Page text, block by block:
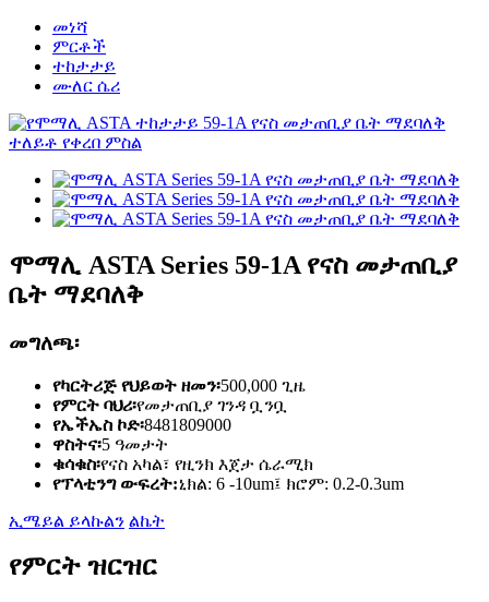
መነሻ
ምርቶች
ተከታታይ
ሙለር ሴሪ
ሞማሊ ASTA Series 59-1A የናስ መታጠቢያ
ቤት ማደባለቅ
መግለጫ፡
የካርትሪጅ የህይወት ዘመን፡500,000 ጊዜ
የምርት ባህሪ፡የመታጠቢያ ገንዳ ቧንቧ
የኤችኤስ ኮድ፡8481809000
ዋስትና፡5 ዓመታት
ቁሳቁስ፡የናስ አካል፣ የዚንክ እጀታ ሴራሚክ
የፕላቲንግ ውፍረት:ኒክል: 6 -10um፤ ክሮም: 0.2-0.3um
ኢሜይል ይላኩልን ልኬት
የምርት ዝርዝር